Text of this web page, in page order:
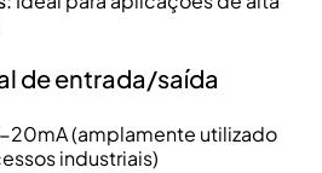
de entrada/saída
20mA (amplamente utilizado
industriais)